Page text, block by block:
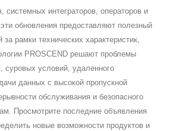
системных интеграторов, операторов и
обновления предоставляют полезный
рамки технических характеристик,
PROSCEND решают проблемы
суровых условий, удаленного
данных с высокой пропускной
обслуживания и безопасного
Просмотрите последние объявления
новые возможности продуктов и